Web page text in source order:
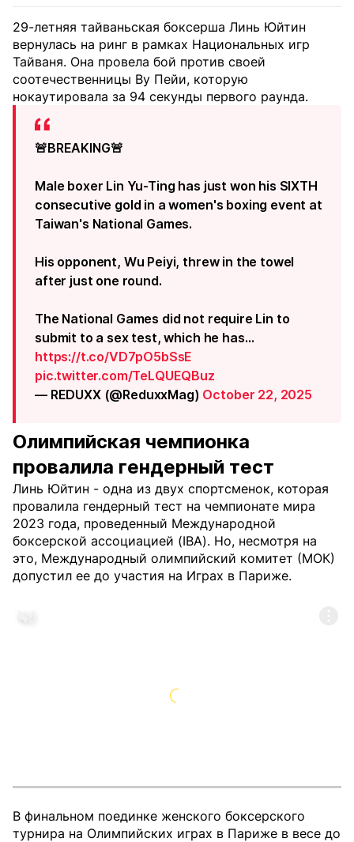
29-летняя тайваньская боксерша Линь Юйтин
вернулась на ринг в рамках Национальных игр
Тайваня. Она провела бой против своей
соотечественницы Ву Пейи, которую
нокаутировала за 94 секунды первого раунда.
🚨BREAKING🚨
Male boxer Lin Yu-Ting has just won his SIXTH
consecutive gold in a women's boxing event at
Taiwan's National Games.
His opponent, Wu Peiyi, threw in the towel
after just one round.
The National Games did not require Lin to
submit to a sex test, which he has…
https://t.co/VD7pO5bSsE
pic.twitter.com/TeLQUEQBuz
— REDUXX (@ReduxxMag) October 22, 2025
Олимпийская чемпионка
провалила гендерный тест
Линь Юйтин - одна из двух спортсменок, которая
провалила гендерный тест на чемпионате мира
2023 года, проведенный Международной
боксерской ассоциацией (IBA). Но, несмотря на
это, Международный олимпийский комитет (МОК)
допустил ее до участия на Играх в Париже.
В финальном поединке женского боксерского
турнира на Олимпийских играх в Париже в весе до